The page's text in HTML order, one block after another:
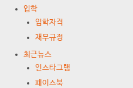
입학
입학자격
재무규정
최근뉴스
인스타그램
페이스북